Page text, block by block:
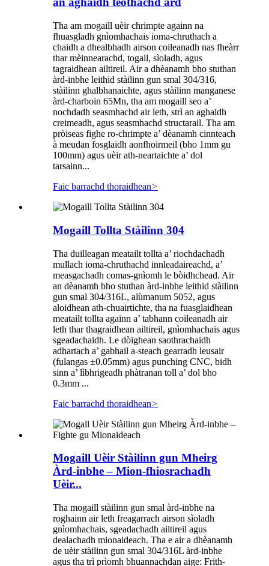
Tha am mogaill uèir chrimpte againn na
fhuasgladh gnìomhachais ioma-chruthach a
chaidh a dhealbhadh airson coileanadh nas fheàrr
thar mèinnearachd, togail, sìoladh, agus
tagraidhean ailtireil. Air a dhèanamh bho stuthan
àrd-inbhe leithid stàilinn gun smal 304/316,
stàilinn ghalbhanaichte, agus stàilinn manganese
àrd-charboin 65Mn, tha am mogaill seo a’
nochdadh seasmhachd air leth, strì an aghaidh
creimeadh, agus seasmhachd structarail. Tha am
pròiseas fighe ro-chrimpte a’ dèanamh cinnteach
à meudan fosglaidh aonfhoirmeil (bho 1mm gu
100mm) agus uèir ath-neartaichte a’ dol
tarsainn...
Faic barrachd thoraidhean>
Mogaill Tollta Stàilinn 304
Tha duilleagan meatailt tollta a’ riochdachadh
mullach ioma-chruthachd innleadaireachd, a’
measgachadh comas-gnìomh le bòidhchead. Air
an dèanamh bho stuthan àrd-inbhe leithid stàilinn
gun smal 304/316L, alùmanum 5052, agus
aloidhean ath-chuairtichte, tha na fuasglaidhean
meatailt tollta againn a’ tabhann coileanadh air
leth thar thagraidhean ailtireil, gnìomhachais agus
sgeadachaidh. Le dòighean saothrachaidh
adhartach a’ gabhail a-steach gearradh leusair
(fulangas ±0.05mm) agus punching CNC, bidh
sinn a’ lìbhrigeadh phàtranan toll a’ dol bho
0.3mm ...
Faic barrachd thoraidhean>
Mogaill Uèir Stàilinn gun Mheirg
Àrd-inbhe – Mion-fhiosrachadh
Uèir...
Tha mogaill stàilinn gun smal àrd-inbhe na
roghainn air leth freagarrach airson sìoladh
gnìomhachais, sgeadachadh ailtireil agus
dealachadh mionaideach. Tha e air a dhèanamh
de uèir stàilinn gun smal 304/316L àrd-inbhe
agus tha trì prìomh bhuannachdan aige: Frith-